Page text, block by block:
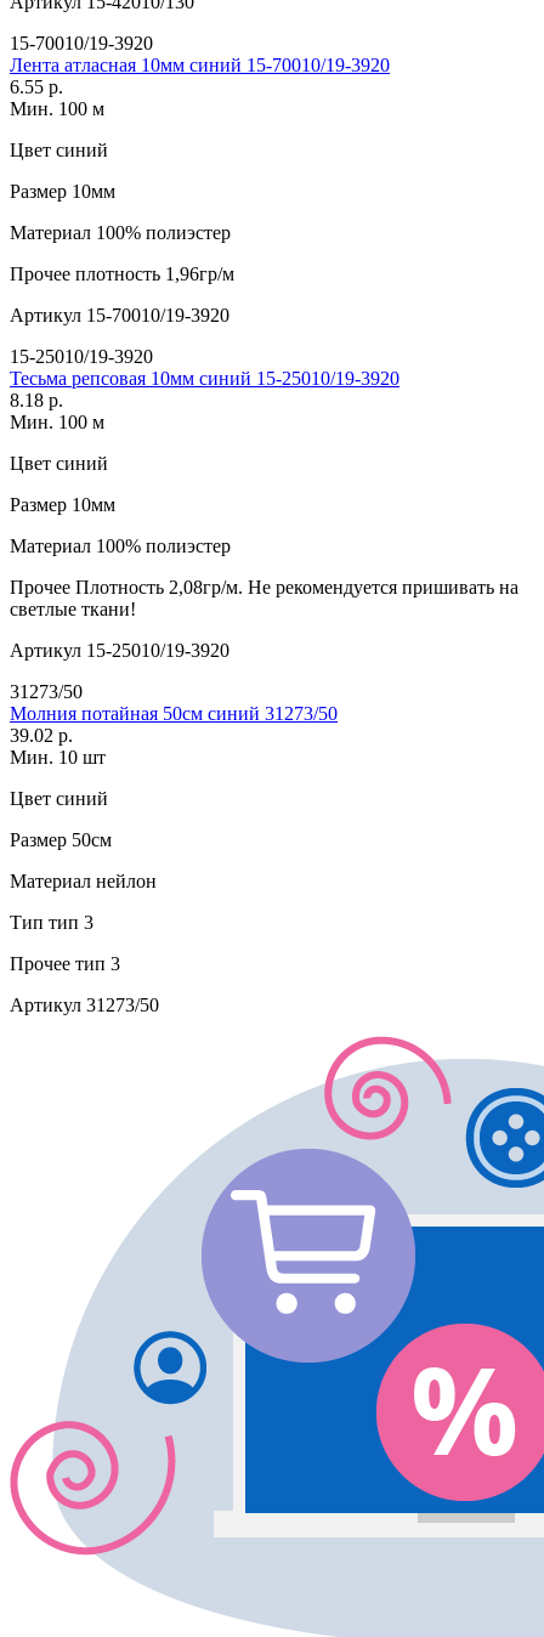
15-70010/19-3920
Лента атласная 10мм синий 15-70010/19-3920
6.55 р.
Мин. 100 м
Цвет синий
Размер 10мм
Материал 100% полиэстер
Прочее плотность 1,96гр/м
Артикул 15-70010/19-3920
15-25010/19-3920
Тесьма репсовая 10мм синий 15-25010/19-3920
8.18 р.
Мин. 100 м
Цвет синий
Размер 10мм
Материал 100% полиэстер
Прочее Плотность 2,08гр/м. Не рекомендуется пришивать на
светлые ткани!
Артикул 15-25010/19-3920
31273/50
Молния потайная 50см синий 31273/50
39.02 р.
Мин. 10 шт
Цвет синий
Размер 50см
Материал нейлон
Тип тип 3
Прочее тип 3
Артикул 31273/50